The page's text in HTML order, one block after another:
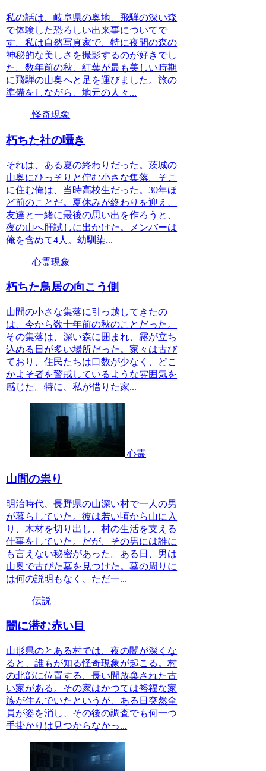
私の話は、岐阜県の奥地、飛騨の深い森
で体験した恐ろしい出来事についてで
す。私は自然写真家で、特に夜間の森の
神秘的な美しさを撮影するのが好きでし
た。数年前の秋、紅葉が最も美しい時期
に飛騨の山奥へと足を運びました。旅の
準備をしながら、地元の人々...
怪奇現象
朽ちた社の囁き
それは、ある夏の終わりだった。茨城の
山奥にひっそりと佇む小さな集落。そこ
に住む俺は、当時高校生だった。30年ほ
ど前のことだ。夏休みが終わりを迎え、
友達と一緒に最後の思い出を作ろうと、
夜の山へ肝試しに出かけた。メンバーは
俺を含めて4人。幼馴染...
心霊現象
朽ちた鳥居の向こう側
山間の小さな集落に引っ越してきたの
は、今から数十年前の秋のことだった。
その集落は、深い森に囲まれ、霧が立ち
込める日が多い場所だった。家々は古び
ており、住民たちは口数が少なく、どこ
かよそ者を警戒しているような雰囲気を
感じた。特に、私が借りた家...
心霊
山間の祟り
明治時代、長野県の山深い村で一人の男
が暮らしていた。彼は若い頃から山に入
り、木材を切り出し、村の生活を支える
仕事をしていた。だが、その男には誰に
も言えない秘密があった。ある日、男は
山奥で古びた墓を見つけた。墓の周りに
は何の説明もなく、ただ一...
伝説
闇に潜む赤い目
山形県のとある村では、夜の闇が深くな
ると、誰もが知る怪奇現象が起こる。村
の北部に位置する、長い間放棄された古
い家がある。その家はかつては裕福な家
族が住んでいたというが、ある日突然全
員が姿を消し、その後の調査でも何一つ
手掛かりは見つからなかっ...